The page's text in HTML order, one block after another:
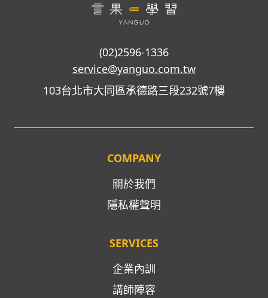
(02)2596-1336
service@yanguo.com.tw
103台北市大同區承德路三段232號7樓
COMPANY
關於我們
隱私權聲明
SERVICES
企業內訓
講師陣容